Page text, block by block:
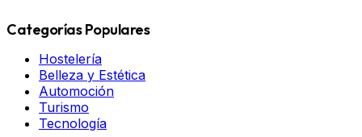
Categorías Populares
Hostelería
Belleza y Estética
Automoción
Turismo
Tecnología